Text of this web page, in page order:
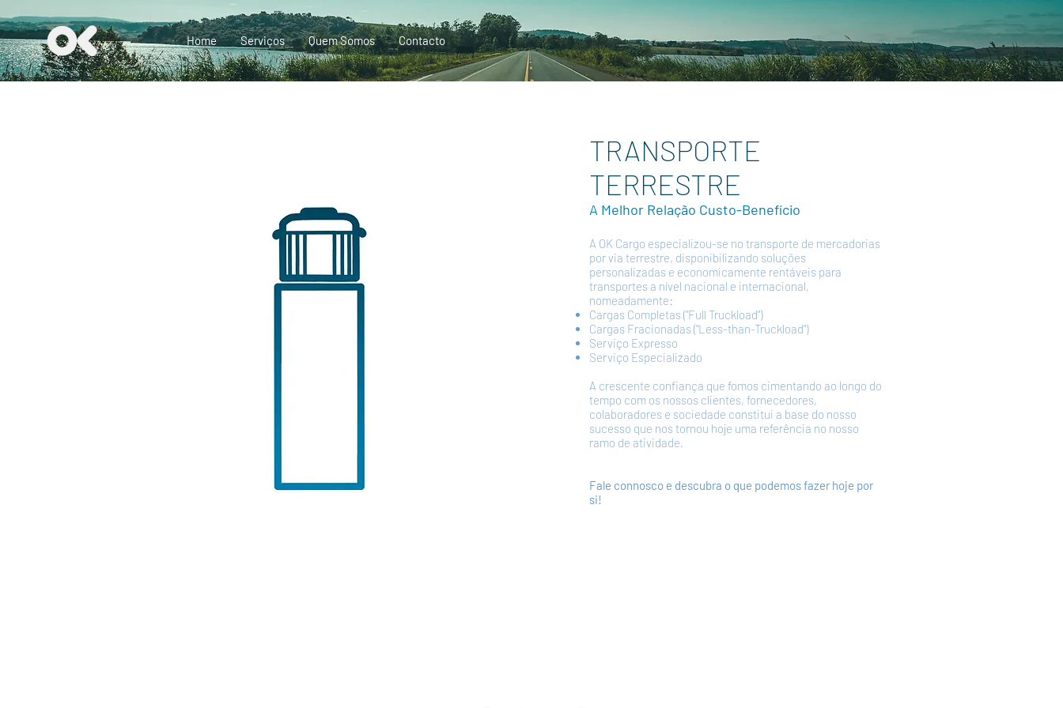
Home Serviços Quem Somos Contacto
TRANSPORTE
TERRESTRE
A Melhor Relação Custo-Benefício
A OK Cargo especializou-se no transporte de mercadorias
por via terrestre, disponibilizando soluções
personalizadas e economicamente rentáveis para
transportes a nível nacional e internacional,
nomeadamente:
Cargas Completas ("Full Truckload")
Cargas Fracionadas ("Less-than-Truckload")
Serviço Expresso
Serviço Especializado
A crescente confiança que fomos cimentando ao longo do
tempo com os nossos clientes, fornecedores,
colaboradores e sociedade constitui a base do nosso
sucesso que nos tornou hoje uma referência no nosso
ramo de atividade.
Fale connosco e descubra o que podemos fazer hoje por
si!